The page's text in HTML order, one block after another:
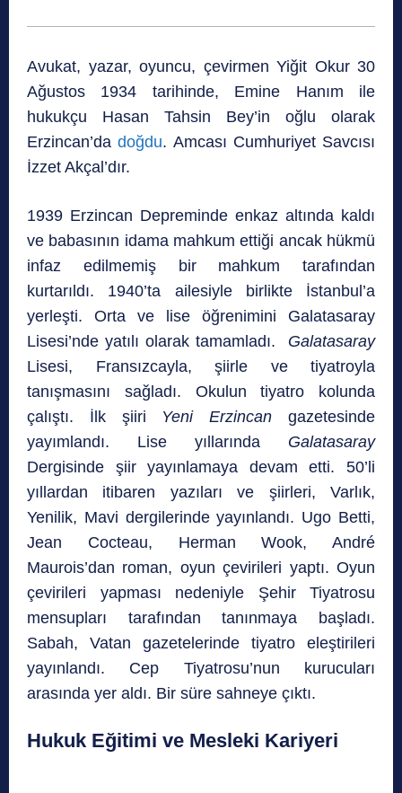
Avukat, yazar, oyuncu, çevirmen Yiğit Okur 30
Ağustos 1934 tarihinde, Emine Hanım ile
hukukçu Hasan Tahsin Bey’in oğlu olarak
Erzincan’da doğdu. Amcası Cumhuriyet Savcısı
İzzet Akçal’dır.
1939 Erzincan Depreminde enkaz altında kaldı
ve babasının idama mahkum ettiği ancak hükmü
infaz edilmemiş bir mahkum tarafından
kurtarıldı. 1940’ta ailesiyle birlikte İstanbul’a
yerleşti. Orta ve lise öğrenimini Galatasaray
Lisesi’nde yatılı olarak tamamladı. Galatasaray
Lisesi, Fransızcayla, şiirle ve tiyatroyla
tanışmasını sağladı. Okulun tiyatro kolunda
çalıştı. İlk şiiri Yeni Erzincan gazetesinde
yayımlandı. Lise yıllarında Galatasaray
Dergisinde şiir yayınlamaya devam etti. 50’li
yıllardan itibaren yazıları ve şiirleri, Varlık,
Yenilik, Mavi dergilerinde yayınlandı. Ugo Betti,
Jean Cocteau, Herman Wook, André
Maurois’dan roman, oyun çevirileri yaptı. Oyun
çevirileri yapması nedeniyle Şehir Tiyatrosu
mensupları tarafından tanınmaya başladı.
Sabah, Vatan gazetelerinde tiyatro eleştirileri
yayınlandı. Cep Tiyatrosu’nun kurucuları
arasında yer aldı. Bir süre sahneye çıktı.
Hukuk Eğitimi ve Mesleki Kariyeri